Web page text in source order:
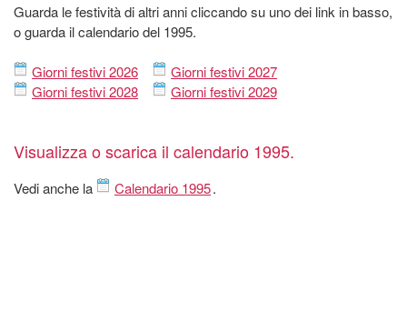
Guarda le festività di altri anni cliccando su uno dei link in basso,
o guarda il calendario del 1995.
Giorni festivi 2026
Giorni festivi 2027
Giorni festivi 2028
Giorni festivi 2029
Visualizza o scarica il calendario 1995.
Vedi anche la Calendario 1995.